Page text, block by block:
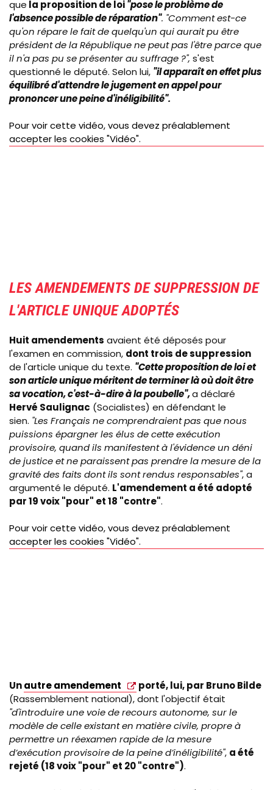
que la proposition de loi"pose le problème de
l'absence possible de réparation". "Comment est-ce
qu'on répare le fait de quelqu'un qui aurait pu être
président de la République ne peut pas l'être parce que
il n'a pas pu se présenter au suffrage ?", s'est
questionné le député. Selon lui, "il apparaît en effet plus
équilibré d'attendre le jugement en appel pour
prononcer une peine d'inéligibilité".
Pour voir cette vidéo, vous devez préalablement
accepter les cookies "Vidéo".
LES AMENDEMENTS DE SUPPRESSION DE
L'ARTICLE UNIQUE ADOPTÉS
Huit amendements avaient été déposés pour
l'examen en commission, dont trois de suppression
de l'article unique du texte. "Cette proposition de loi et
son article unique méritent de terminer là où doit être
sa vocation, c'est-à-dire à la poubelle",a déclaré
Hervé Saulignac (Socialistes) en défendant le
sien. "Les Français ne comprendraient pas que nous
puissions épargner les élus de cette exécution
provisoire, quand ils manifestent à l'évidence un déni
de justice et ne paraissent pas prendre la mesure de la
gravité des faits dont ils sont rendus responsables", a
argumenté le député. L'amendement a été adopté
par 19 voix "pour" et 18 "contre".
Pour voir cette vidéo, vous devez préalablement
accepter les cookies "Vidéo".
Unautre amendement
porté, lui, par Bruno Bilde
(Rassemblement national), dont l'objectif était
"d'introduire une voie de recours autonome, sur le
modèle de celle existant en matière civile, propre à
permettre un réexamen rapide de la mesure
d’exécution provisoire de la peine d’inéligibilité", a été
rejeté (18 voix "pour" et 20 "contre").